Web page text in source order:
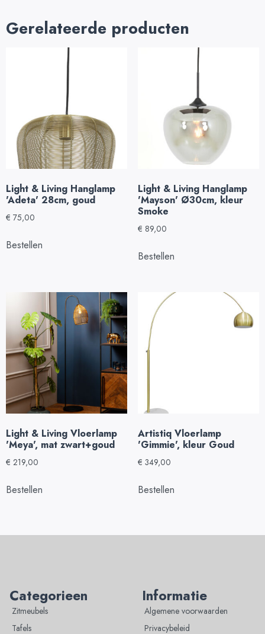
Gerelateerde producten
Light & Living Hanglamp
'Adeta' 28cm, goud
€ 75,00
Bestellen
Light & Living Hanglamp
'Mayson' Ø30cm, kleur
Smoke
€ 89,00
Bestellen
Light & Living Vloerlamp
'Meya', mat zwart+goud
€ 219,00
Bestellen
Artistiq Vloerlamp
'Gimmie', kleur Goud
€ 349,00
Bestellen
Categorieen
Zitmeubels
Tafels
Informatie
Algemene voorwaarden
Privacybeleid